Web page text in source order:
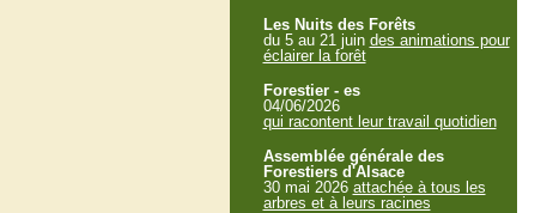
Les Nuits des Forêts
du 5 au 21 juin des animations pour
éclairer la forêt
Forestier - es
04/06/2026
qui racontent leur travail quotidien
Assemblée générale des
Forestiers d'Alsace
30 mai 2026 attachée à tous les
arbres et à leurs racines